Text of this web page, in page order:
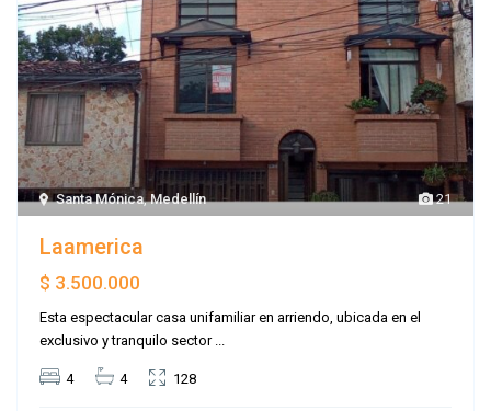
21
Santa Mónica,Medellín
Laamerica
$ 3.500.000
Esta espectacular casa unifamiliar en arriendo, ubicada en el
exclusivo y tranquilo sector
4 4 128